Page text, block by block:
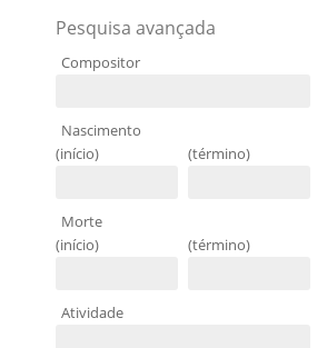
Pesquisa avançada
Compositor
Nascimento
(início)
(término)
Morte
(início)
(término)
Atividade